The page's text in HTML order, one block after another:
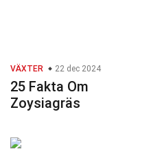
VÄXTER 22 dec 2024
25 Fakta Om
Zoysiagräs